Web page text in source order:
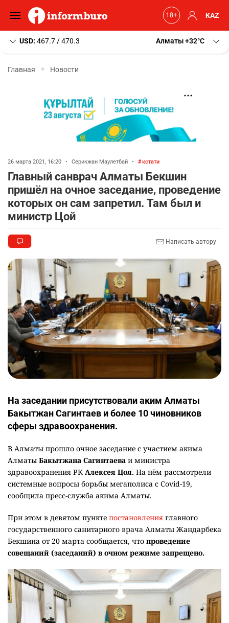
KAZ
USD: 467.7 / 470.3 Алматы+32 C
Главная Новости
26 марта 2021, 16:20 • Серикжан Маулетбай • кстати
Главный санврач Алматы Бекшин
пришёл на очное заседание, проведение
которых он сам запретил. Там был и
министр Цой
Написать автору
На заседании присутствовали аким Алматы
Бакытжан Сагинтаев и более 10 чиновников
сферы здравоохранения.
В Алматы прошло очное заседание с участием акима
Алматы Бакытжана Сагинтаева и министра
здравоохранения РК Алексея Цоя. На нём рассмотрели
системные вопросы борьбы мегаполиса с Covid-19,
сообщила пресс-служба акима Алматы.
При этом в девятом пункте постановления главного
государственного санитарного врача Алматы Жандарбека
Бекшина от 20 марта сообщается, что проведение
совещаний (заседаний) в очном режиме запрещено.